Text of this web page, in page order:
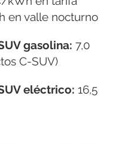
en valle nocturno
gasolina: 7,0
C-SUV)
eléctrico: 16,5